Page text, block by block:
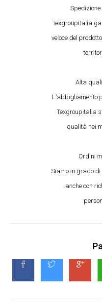
Texgroupitalia
veloce del
Alta
L'abbigliamento
Texgroupitalia
qualità nei
Ordini
Siamo in grado
anche con